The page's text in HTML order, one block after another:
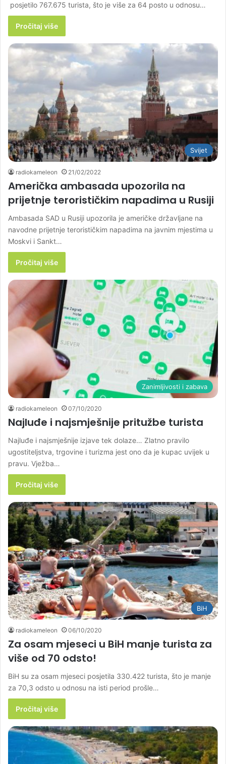
posjetilo 767.675 turista, što je više za 64 posto u odnosu…
Pročitaj više
Svijet
radiokameleon 21/02/2022
Američka ambasada upozorila na
prijetnje terorističkim napadima u Rusiji
Ambasada SAD u Rusiji upozorila je američke državljane na
navodne prijetnje terorističkim napadima na javnim mjestima u
Moskvi i Sankt…
Pročitaj više
Zanimljivosti i zabava
radiokameleon 07/10/2020
Najluđe i najsmješnije pritužbe turista
Najluđe i najsmješnije izjave tek dolaze… Zlatno pravilo
ugostiteljstva, trgovine i turizma jest ono da je kupac uvijek u
pravu. Vježba…
Pročitaj više
BiH
radiokameleon 06/10/2020
Za osam mjeseci u BiH manje turista za
više od 70 odsto!
BiH su za osam mjeseci posjetila 330.422 turista, što je manje
za 70,3 odsto u odnosu na isti period prošle…
Pročitaj više